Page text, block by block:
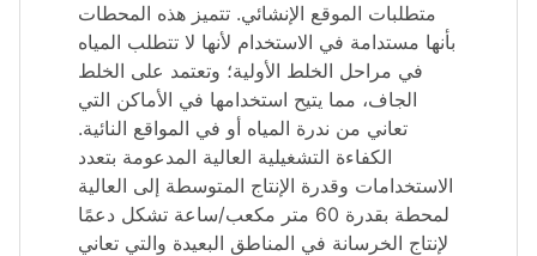
متطلبات الموقع الإنشائي. تتميز هذه المحطات
بأنها مستدامة في الاستخدام لأنها لا تتطلب المياه
في مراحل الخلط الأولية؛ وتعتمد على الخلط
الجاف، مما يتيح استخدامها في الأماكن التي
تعاني من ندرة المياه أو في المواقع النائية.
الكفاءة التشغيلية العالية المدعومة بتعدد
الاستخدامات وقدرة الإنتاج المتوسطة إلى العالية
لمحطة بقدرة 60 متر مكعب/ساعة تشكل دعمًا
لإنتاج الخرسانة في المناطق البعيدة والتي تعاني